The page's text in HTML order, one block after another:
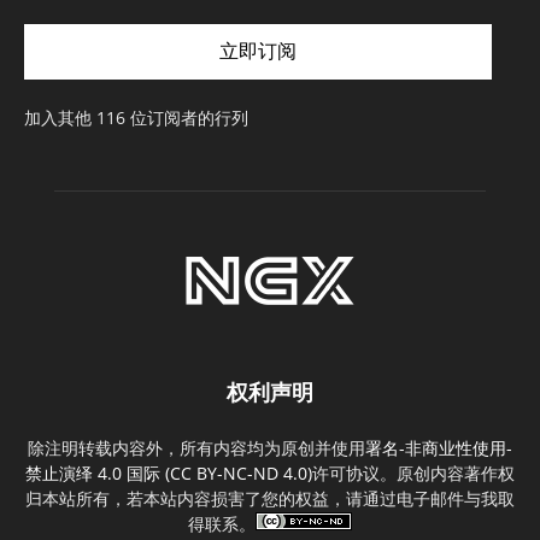
件
址
立即订阅
加入其他 116 位订阅者的行列
权利声明
除注明转载内容外，所有内容均为原创并使用署名-非商业性使用-
禁止演绎 4.0 国际 (CC BY-NC-ND 4.0)许可协议。原创内容著作权
归本站所有，若本站内容损害了您的权益，请通过电子邮件与我取
得联系。